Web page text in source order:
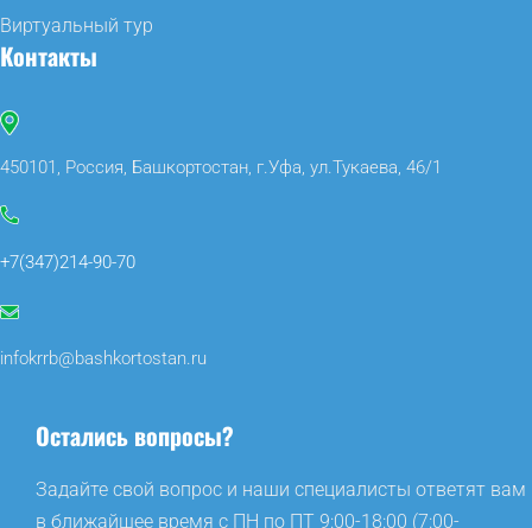
Виртуальный тур
Контакты
450101, Россия, Башкортостан, г.Уфа, ул.Тукаева, 46/1
+7(347)214-90-70
infokrrb@bashkortostan.ru
Остались вопросы?
Задайте свой вопрос и наши специалисты ответят вам
в ближайшее время с ПН по ПТ 9:00-18:00 (7:00-